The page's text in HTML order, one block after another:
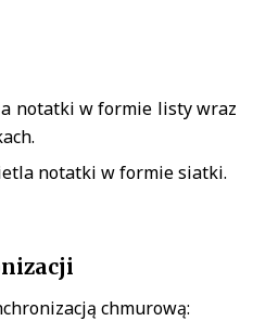
notatki w formie listy wraz
notatki w formie siatki.
chmurową: